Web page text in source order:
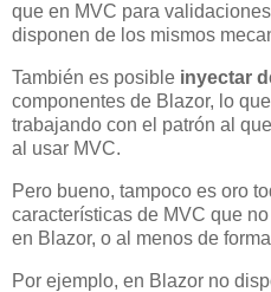
que en MVC para
disponen de los mismos
También es posible inyectar
componentes de Blazor, lo
trabajando con el patrón al
al usar MVC.
Pero bueno, tampoco es oro
características de MVC que
en Blazor, o al menos de
Por ejemplo, en Blazor no